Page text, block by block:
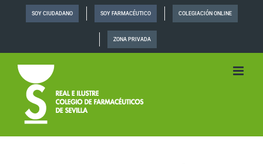
SOY CIUDADANO SOY FARMACÉUTICO COLEGIACIÓN ONLINE
ZONA PRIVADA